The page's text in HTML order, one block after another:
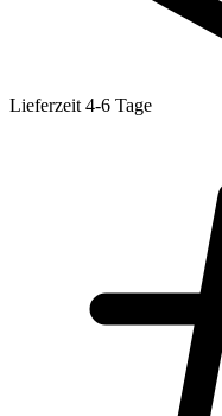
Lieferzeit 4-6 Tage